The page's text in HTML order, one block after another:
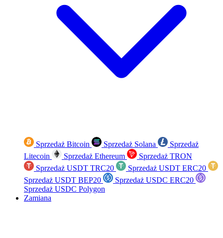
Sprzedaż Bitcoin Sprzedaż Solana
Sprzedaż
Litecoin
Sprzedaż Ethereum
Sprzedaż TRON
Sprzedaż USDT TRC20
Sprzedaż USDT ERC20
Sprzedaż USDT BEP20
Sprzedaż USDC ERC20
Sprzedaż USDC Polygon
Zamiana